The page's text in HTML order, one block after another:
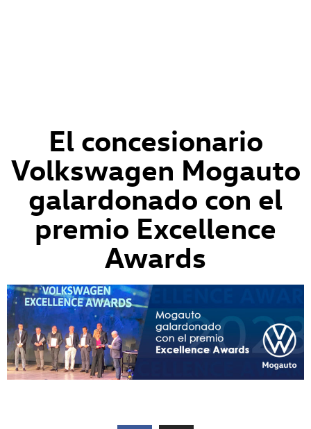
El concesionario
Volkswagen Mogauto
galardonado con el
premio Excellence
Awards